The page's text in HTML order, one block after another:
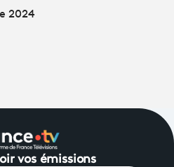
2024
vos émissions